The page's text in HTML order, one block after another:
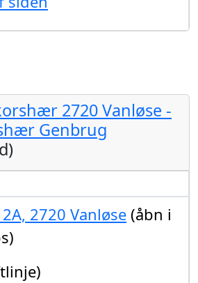
2720 Vanløse -
Genbrug
2720 Vanløse (åbn i